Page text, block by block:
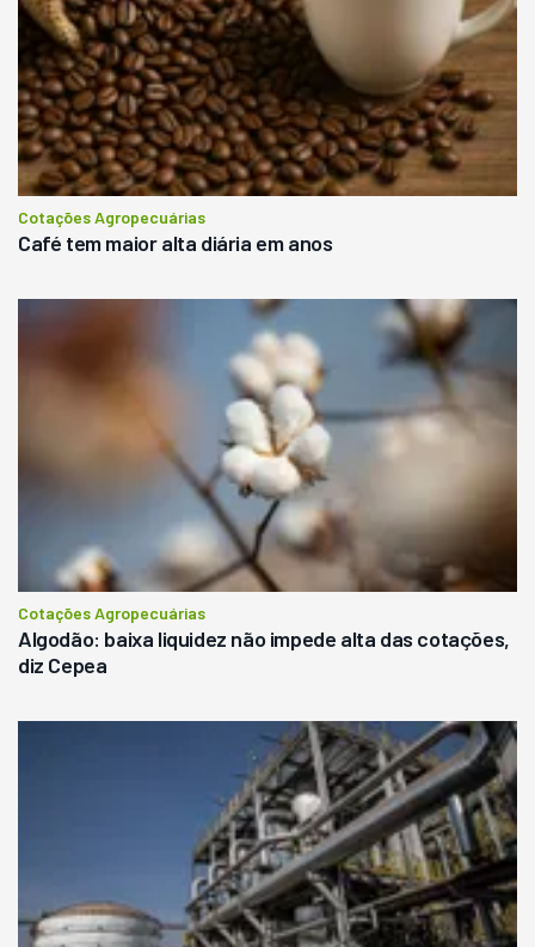
Cotações Agropecuárias
Café tem maior alta diária em anos
Cotações Agropecuárias
Algodão: baixa liquidez não impede alta das cotações,
diz Cepea